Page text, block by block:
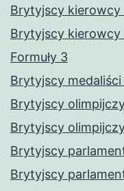
Brytyjscy kierowcy
Brytyjscy kierowcy
Formuły 3
Brytyjscy
Brytyjscy
Brytyjscy
Brytyjscy
Brytyjscy